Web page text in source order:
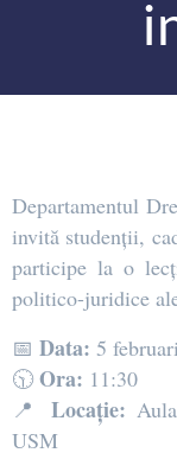
Departamentul
invită studenții,
participe la o
politico-juridice
📅 Data: 5
🕥 Ora: 11:30
📍 Locație:
USM